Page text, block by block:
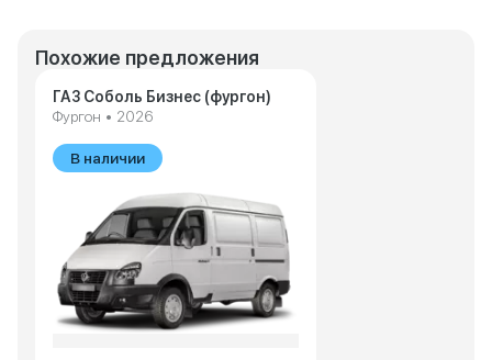
Похожие предложения
ГАЗ Соболь Бизнес (фургон)
Фургон • 2026
В наличии